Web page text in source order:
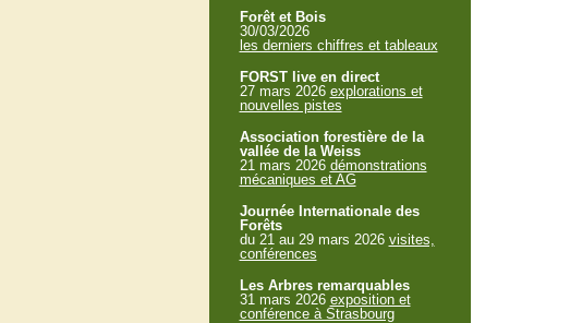
Forêt et Bois
30/03/2026
les derniers chiffres et tableaux
FORST live en direct
27 mars 2026 explorations et
nouvelles pistes
Association forestière de la
vallée de la Weiss
21 mars 2026 démonstrations
mécaniques et AG
Journée Internationale des
Forêts
du 21 au 29 mars 2026 visites,
conférences
Les Arbres remarquables
31 mars 2026 exposition et
conférence à Strasbourg